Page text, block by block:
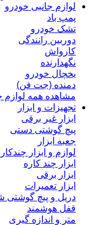
لوازم جانبی خودرو
پمپ باد
تشک خودرو
دوربین رانندگی
کارواش
نگهدارنده
یخچال خودرو
دمنده (جت فن)
مشاهده همه لوازم
تجهیزات و ابزار
ابزار غیر برقی
پیچ گوشتی دستی
جعبه ابزار
لوازم و ابزار
ابزار چند کاره
ابزار برقی
ابزار تعمیرات
دریل و پیچ گوشتی
قفل هوشمند
متر و اندازه گیری